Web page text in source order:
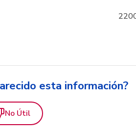
esta información?
No Útil